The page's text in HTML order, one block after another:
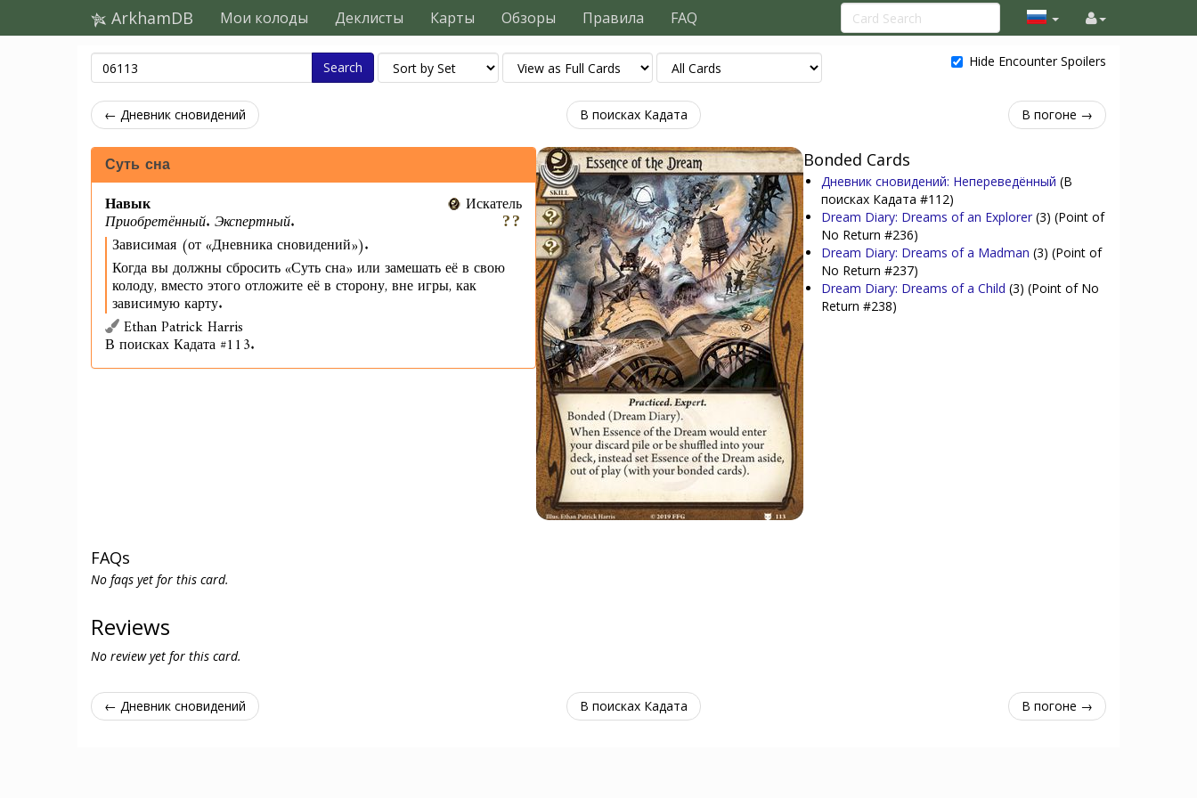
ArkhamDB Мои колоды Деклисты Карты Обзоры Правила FAQ
Search Hide Encounter Spoilers
← Дневник сновидений В поисках Кадата В погоне →
Суть сна
Навык
Приобретённый. Экспертный.
Искатель
Зависимая (от «Дневника сновидений»).
Когда вы должны сбросить «Суть сна» или замешать её в свою
колоду, вместо этого отложите её в сторону, вне игры, как
зависимую карту.
Ethan Patrick Harris
В поисках Кадата #113.
Bonded Cards
Дневник сновидений: Непереведённый (В
поисках Кадата #112)
Dream Diary: Dreams of an Explorer (3) (Point of
No Return #236)
Dream Diary: Dreams of a Madman (3) (Point of
No Return #237)
Dream Diary: Dreams of a Child (3) (Point of No
Return #238)
FAQs
No faqs yet for this card.
Reviews
No review yet for this card.
← Дневник сновидений В поисках Кадата В погоне →